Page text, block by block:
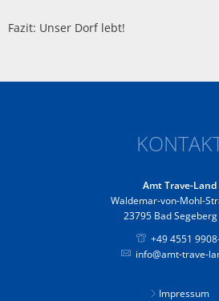
Fazit: Unser Dorf lebt!
Amt Trave-Land
Waldemar-von-Mohl-
23795 Bad Segeberg
+49 4551
info@amt-trave-
Impressum